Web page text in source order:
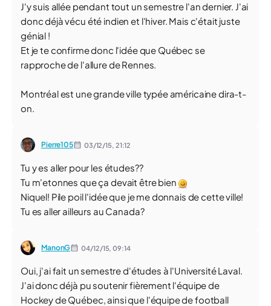
J'y suis allée pendant tout un semestre l'an dernier. J'ai
donc déjà vécu été indien et l'hiver. Mais c'était juste
génial !
Et je te confirme donc l'idée que Québec se
rapproche de l'allure de Rennes.
Montréal est une grande ville typée américaine dira-t-
on.
Pierre105 03/12/15, 21:12
Tu y es aller pour les études??
Tu m'etonnes que ça devait être bien
Niquel! Pile poil l'idée que je me donnais de cette ville!
Tu es aller ailleurs au Canada?
ManonG 04/12/15,09:14
Oui, j'ai fait un semestre d'études à l'Université Laval.
J'ai donc déjà pu soutenir fièrement l'équipe de
Hockey de Québec, ainsi que l'équipe de football